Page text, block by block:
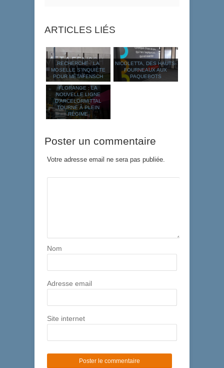
ARTICLES LIÉS
RECHERCHE : LA
MOSELLE S’INQUIÈTE
POUR MÉTAFENSCH
NICOLETTA, DES HAUTS-
FOURNEAUX AUX
PAQUEBOTS
FLORANGE : LA
NOUVELLE LIGNE
D’ARCELORMITTAL
TOURNE À PLEIN
RÉGIME
Poster un commentaire
Votre adresse email ne sera pas publiée.
Nom
Adresse email
Site internet